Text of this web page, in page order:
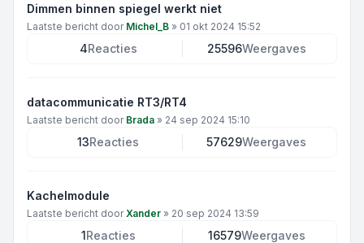
Dimmen binnen spiegel werkt niet
Laatste bericht door Michel_B » 01 okt 2024 15:52
4Reacties 25596Weergaves
datacommunicatie RT3/RT4
Laatste bericht door Brada » 24 sep 2024 15:10
13Reacties 57629Weergaves
Kachelmodule
Laatste bericht doorXander » 20 sep 2024 13:59
1Reacties 16579Weergaves